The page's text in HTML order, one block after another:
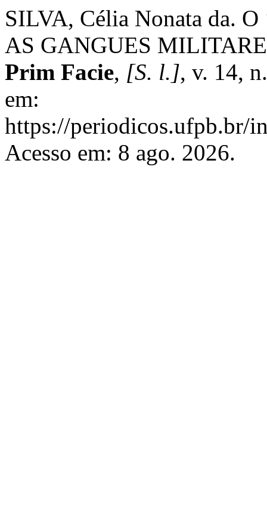
SILVA, Célia Nonata da.
AS GANGUES
Prim Facie, [S. l.], v. 14,
em:
https://periodicos.ufpb.br/
Acesso em: 8 ago. 2026.